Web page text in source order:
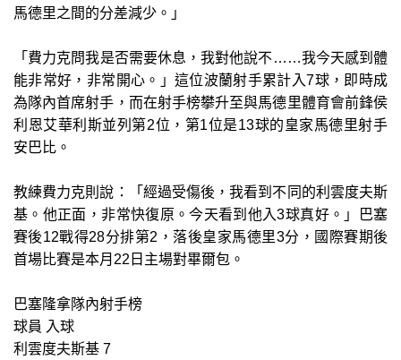
馬德里之間的分差減少。」
「費力克問我是否需要休息，我對他說不……我今天感到體
能非常好，非常開心。」這位波蘭射手累計入7球，即時成
為隊內首席射手，而在射手榜攀升至與馬德里體育會前鋒侯
利恩艾華利斯並列第2位，第1位是13球的皇家馬德里射手
安巴比。
教練費力克則說：「經過受傷後，我看到不同的利雲度夫斯
基。他正面，非常快復原。今天看到他入3球真好。」巴塞
賽後12戰得28分排第2，落後皇家馬德里3分，國際賽期後
首場比賽是本月22日主場對畢爾包。
巴塞隆拿隊內射手榜
球員 入球
利雲度夫斯基 7